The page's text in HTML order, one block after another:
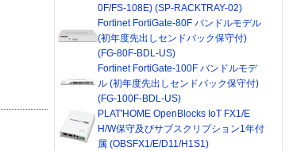
0F/FS-108E) (SP-RACKTRAY-02)
Fortinet FortiGate-80F バンドルモデル
(初年度先出しセンドバック保守付)
(FG-80F-BDL-US)
Fortinet FortiGate-100F バンドルモデ
ル (初年度先出しセンドバック保守付)
(FG-100F-BDL-US)
PLAT'HOME OpenBlocks IoT FX1/E
H/W保守及びサブスクリプション1年付
属 (OBSFX1/E/D11/H1S1)